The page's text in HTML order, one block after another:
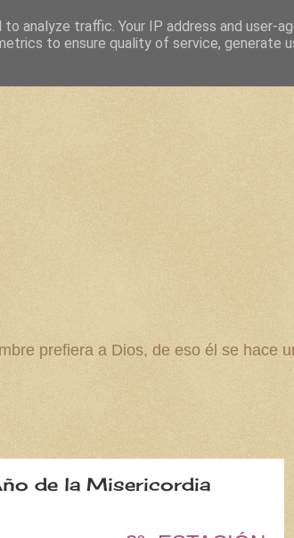
prefiera a Dios, de eso él se hace
de la Misericordia
analyze traffic. Your IP address and user-
to ensure quality of service, generate